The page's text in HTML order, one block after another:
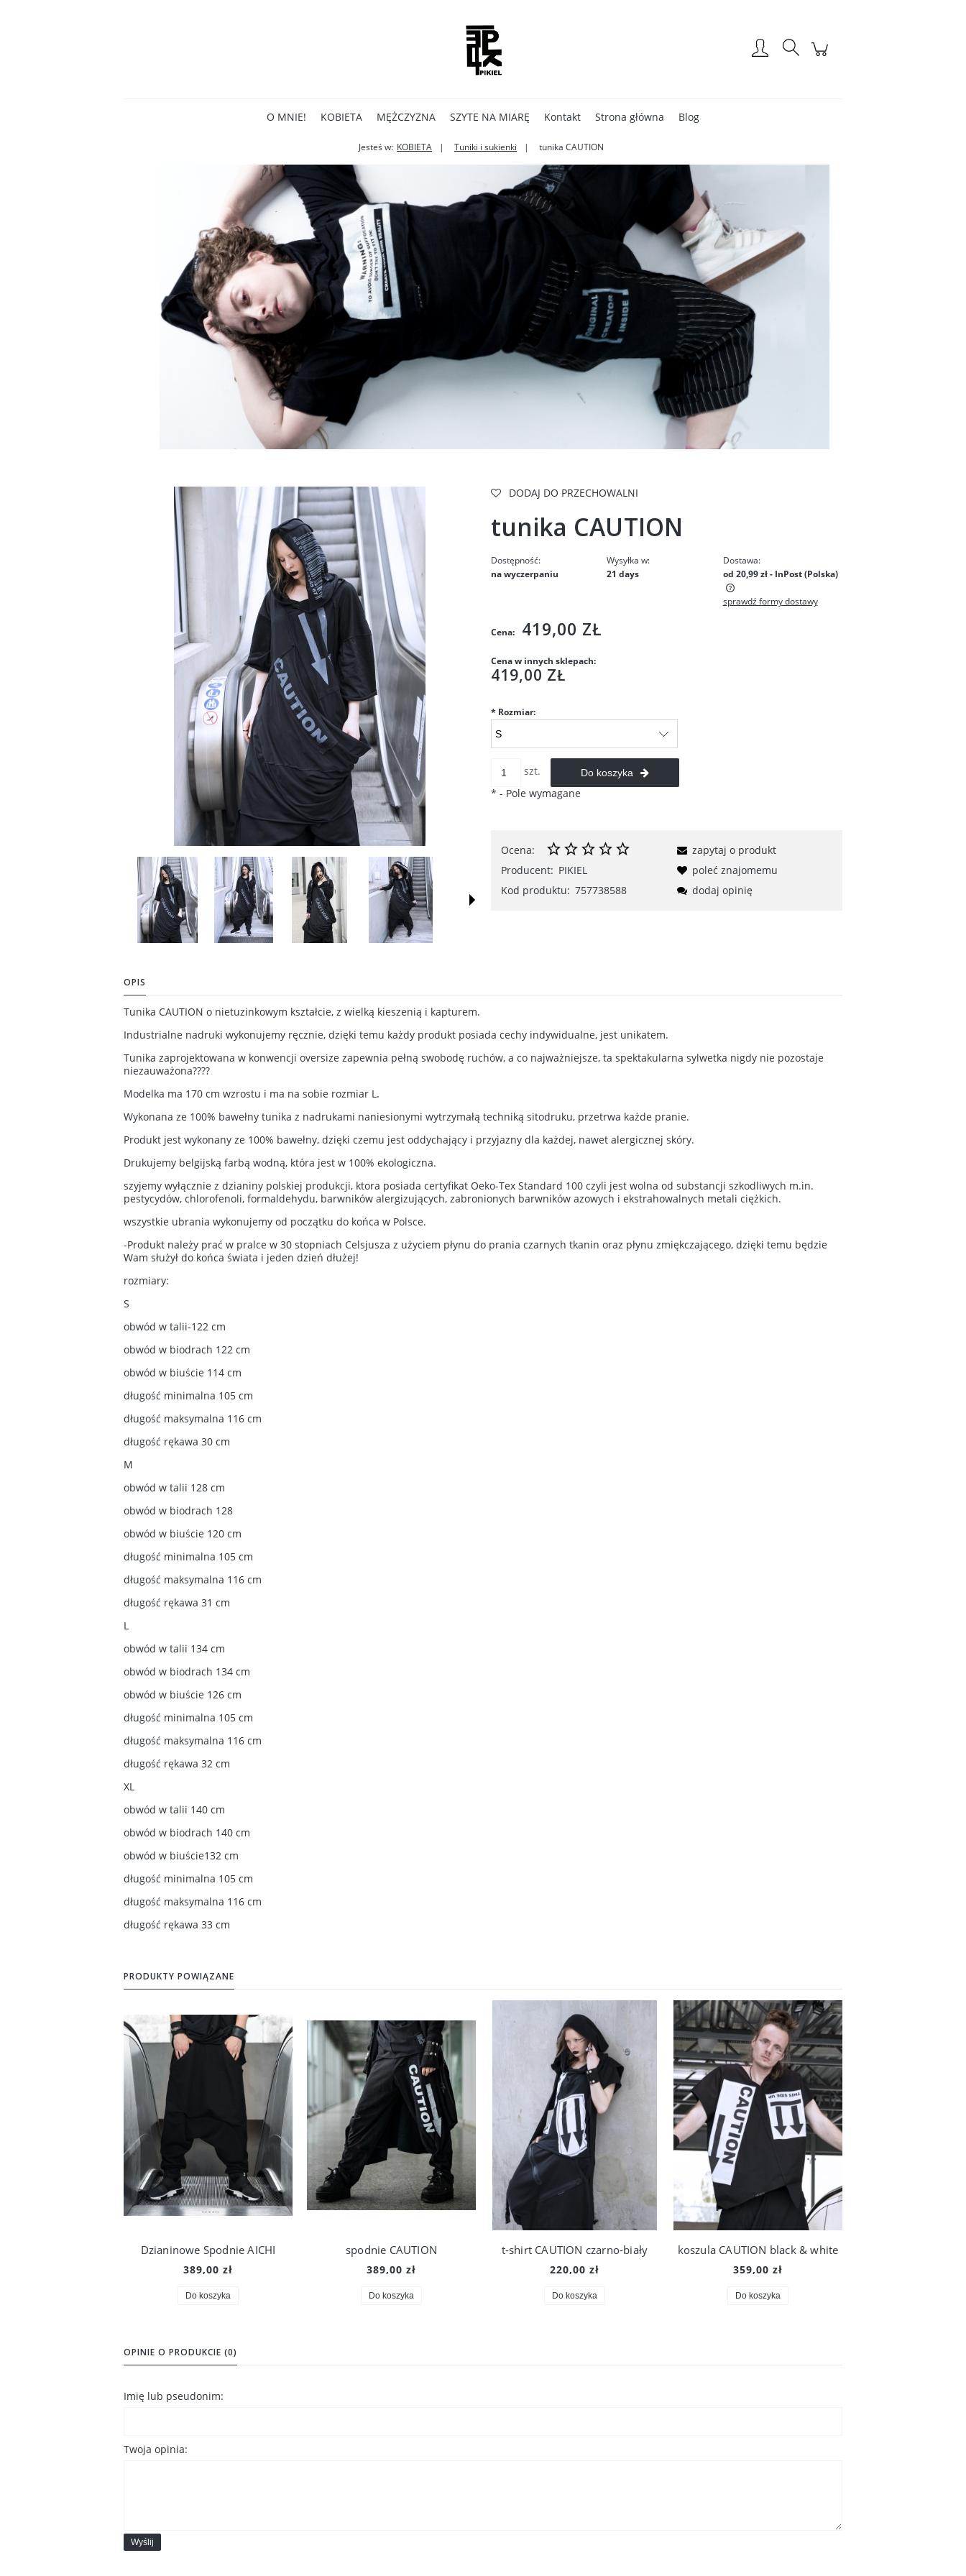
O MNIE! KOBIETA MĘŻCZYZNA SZYTE NA MIARĘ Kontakt Strona główna Blog
Jesteś w: KOBIETA Tuniki i sukienki tunika CAUTION
DODAJ DO PRZECHOWALNI
tunika CAUTION
Dostępność:
na wyczerpaniu
Wysyłka w:
21 days
Dostawa:
od 20,99 zł - InPost (Polska)
kosztów płatności
sprawdź formy dostawy
Cena: 419,00 ZŁ
Cena w innych sklepach:
419,00 ZŁ
* Rozmiar:
szt. Do koszyka
* - Pole wymagane
Ocena:
Producent: PIKIEL
Kod produktu: 757738588
zapytaj o produkt
poleć znajomemu
dodaj opinię
OPIS
Tunika CAUTION o nietuzinkowym kształcie, z wielką kieszenią i kapturem.
Industrialne nadruki wykonujemy ręcznie, dzięki temu każdy produkt posiada cechy indywidualne, jest unikatem.
Tunika zaprojektowana w konwencji oversize zapewnia pełną swobodę ruchów, a co najważniejsze, ta spektakularna sylwetka nigdy nie pozostaje
niezauważona????
Modelka ma 170 cm wzrostu i ma na sobie rozmiar L.
Wykonana ze 100% bawełny tunika z nadrukami naniesionymi wytrzymałą techniką sitodruku, przetrwa każde pranie.
Produkt jest wykonany ze 100% bawełny, dzięki czemu jest oddychający i przyjazny dla każdej, nawet alergicznej skóry.
Drukujemy belgijską farbą wodną, która jest w 100% ekologiczna.
szyjemy wyłącznie z dzianiny polskiej produkcji, ktora posiada certyfikat Oeko-Tex Standard 100 czyli jest wolna od substancji szkodliwych m.in.
pestycydów, chlorofenoli, formaldehydu, barwników alergizujących, zabronionych barwników azowych i ekstrahowalnych metali ciężkich.
wszystkie ubrania wykonujemy od początku do końca w Polsce.
-Produkt należy prać w pralce w 30 stopniach Celsjusza z użyciem płynu do prania czarnych tkanin oraz płynu zmiękczającego, dzięki temu będzie
Wam służył do końca świata i jeden dzień dłużej!
rozmiary:
S
obwód w talii-122 cm
obwód w biodrach 122 cm
obwód w biuście 114 cm
długość minimalna 105 cm
długość maksymalna 116 cm
długość rękawa 30 cm
M
obwód w talii 128 cm
obwód w biodrach 128
obwód w biuście 120 cm
długość minimalna 105 cm
długość maksymalna 116 cm
długość rękawa 31 cm
L
obwód w talii 134 cm
obwód w biodrach 134 cm
obwód w biuście 126 cm
długość minimalna 105 cm
długość maksymalna 116 cm
długość rękawa 32 cm
XL
obwód w talii 140 cm
obwód w biodrach 140 cm
obwód w biuście132 cm
długość minimalna 105 cm
długość maksymalna 116 cm
długość rękawa 33 cm
PRODUKTY POWIĄZANE
Dzianinowe Spodnie AICHI
389,00 zł
Do koszyka
spodnie CAUTION
389,00 zł
Do koszyka
t-shirt CAUTION czarno-biały
220,00 zł
Do koszyka
koszula CAUTION black & white
359,00 zł
Do koszyka
OPINIE O PRODUKCIE (0)
Imię lub pseudonim:
Twoja opinia:
Wyślij